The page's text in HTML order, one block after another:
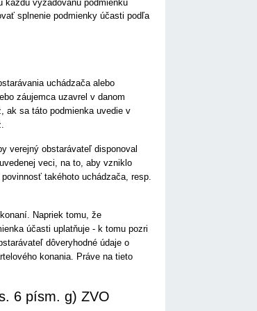
každú vyžadovanú podmienku
splnenie podmienky účasti podľa
uchádzača alebo
záujemca uzavrel v danom
ak sa táto podmienka uvedie v
verejný obstarávateľ disponoval
veci, na to, aby vzniklo
takéhoto uchádzača, resp.
Napriek tomu, že
účasti uplatňuje - k tomu pozri
dôveryhodné údaje o
konania. Práve na tieto
6 písm. g) ZVO